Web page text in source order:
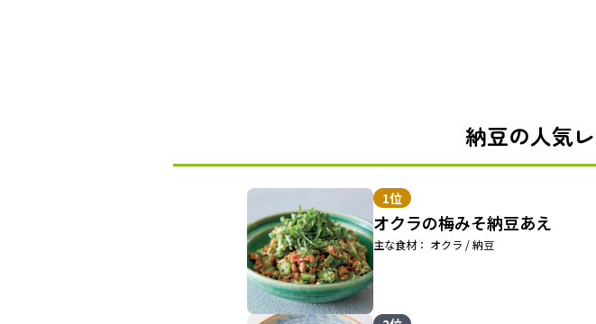
納豆の人気
1位
オクラの梅みそ納豆あえ
主な食材： オクラ / 納豆